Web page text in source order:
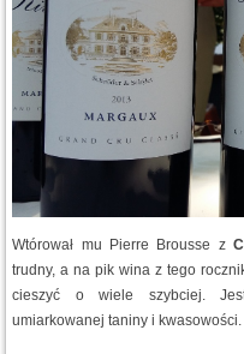
Wtórował mu Pierre Brousse z
trudny, a na pik wina z tego
cieszyć o wiele szybciej.
umiarkowanej taniny i kwasowości.